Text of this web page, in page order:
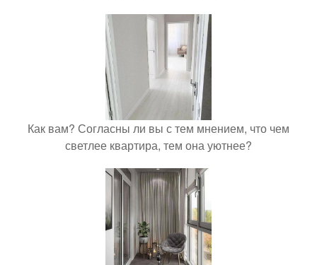
Как вам? Согласны ли вы с тем мнением, что чем
светлее квартира, тем она уютнее?